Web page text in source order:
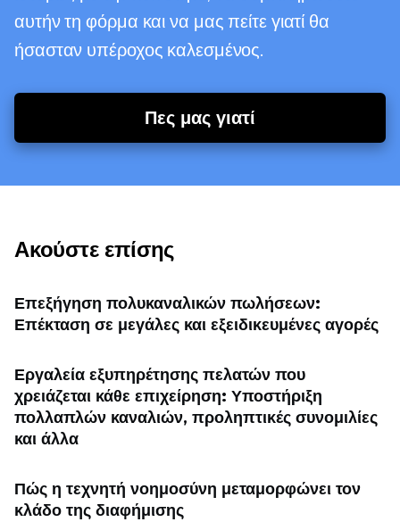
αυτήν τη φόρμα και να μας πείτε γιατί θα
ήσασταν υπέροχος καλεσμένος.
Πες μας γιατί
Ακούστε επίσης
Επεξήγηση πολυκαναλικών πωλήσεων:
Επέκταση σε μεγάλες και εξειδικευμένες αγορές
Εργαλεία εξυπηρέτησης πελατών που
χρειάζεται κάθε επιχείρηση: Υποστήριξη
πολλαπλών καναλιών, προληπτικές συνομιλίες
και άλλα
Πώς η τεχνητή νοημοσύνη μεταμορφώνει τον
κλάδο της διαφήμισης